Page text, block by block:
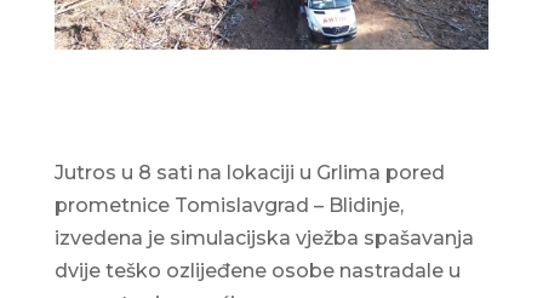
Jutros u 8 sati na lokaciji u Grlima pored
prometnice Tomislavgrad – Blidinje,
izvedena je simulacijska vježba spašavanja
dvije teško ozlijeđene osobe nastradale u